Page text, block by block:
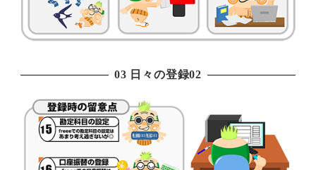
03 日々の登録02